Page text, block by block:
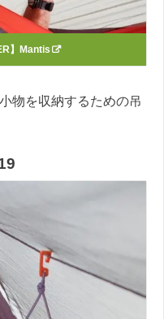
】Mantis
物を収納するための吊